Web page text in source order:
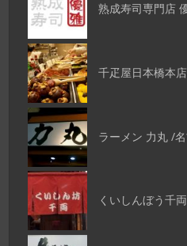
熟成寿司専門店
千疋屋日本橋本
ラーメン 力丸 /
くいしんぼう千